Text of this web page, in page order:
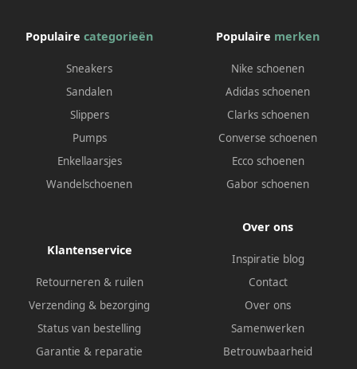
Populaire categorieën
Sneakers
Sandalen
Slippers
Pumps
Enkellaarsjes
Wandelschoenen
Populaire merken
Nike schoenen
Adidas schoenen
Clarks schoenen
Converse schoenen
Ecco schoenen
Gabor schoenen
Klantenservice
Retourneren & ruilen
Verzending & bezorging
Status van bestelling
Garantie & reparatie
Over ons
Inspiratie blog
Contact
Over ons
Samenwerken
Betrouwbaarheid